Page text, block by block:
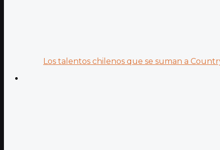
Los talentos chilenos que se suman a